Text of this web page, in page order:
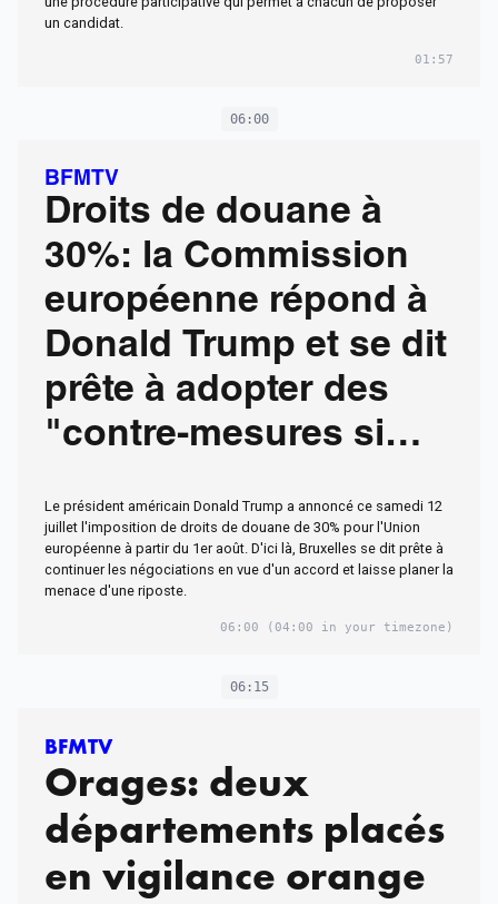
un candidat.
01:57
06:00
BFMTV
Droits de douane à
30%: la Commission
européenne répond à
Donald Trump et se dit
prête à adopter des
"contre-mesures si
Le président américain Donald Trump a annoncé ce samedi 12
juillet l'imposition de droits de douane de 30% pour l'Union
européenne à partir du 1er août. D'ici là, Bruxelles se dit prête à
continuer les négociations en vue d'un accord et laisse planer la
menace d'une riposte.
06:00 (04:00 in your timezone)
06:15
BFMTV
Orages: deux
départements placés
en vigilance orange